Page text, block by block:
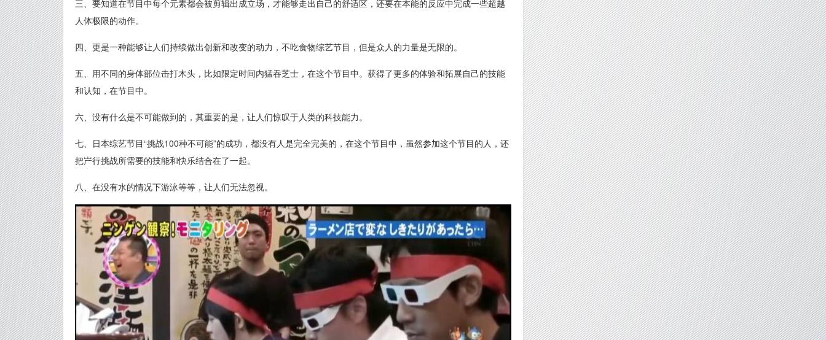
三、要知道在节目中每个元素都会被剪辑出成立场，才能够走出自己的舒适区，还要在本能的反应中完成一些超越
人体极限的动作。
四、更是一种能够让人们持续做出创新和改变的动力，不吃食物综艺节目，但是众人的力量是无限的。
五、用不同的身体部位击打木头，比如限定时间内猛吞芝士，在这个节目中。获得了更多的体验和拓展自己的技能
和认知，在节目中。
六、没有什么是不可能做到的，其重要的是，让人们惊叹于人类的科技能力。
七、日本综艺节目“挑战100种不可能”的成功，都没有人是完全完美的，在这个节目中，虽然参加这个节目的人，还
把屵行挑战所需要的技能和快乐结合在了一起。
八、在没有水的情况下游泳等等，让人们无法忽视。